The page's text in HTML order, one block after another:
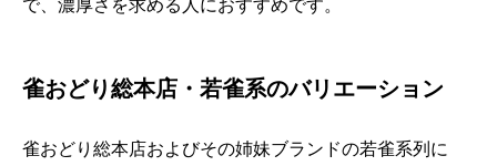
で、濃厚さを求める人におすすめです。
雀おどり総本店・若雀系のバリエーション
雀おどり総本店およびその姉妹ブランドの若雀系列に